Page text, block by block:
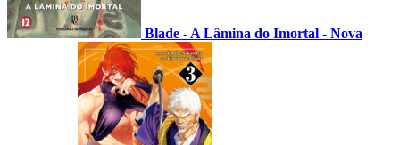
Blade - A Lâmina do Imortal - Nova